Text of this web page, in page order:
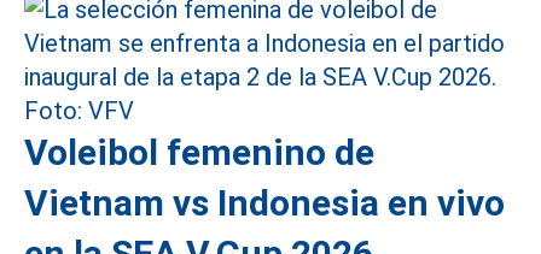
Voleibol femenino de
Vietnam vs Indonesia en vivo